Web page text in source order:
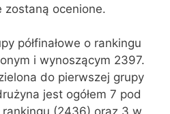
zostaną ocenione.
półfinałowe o rankingu
i wynoszącym 2397.
do pierwszej grupy
jest ogółem 7 pod
(2436) oraz 3 w